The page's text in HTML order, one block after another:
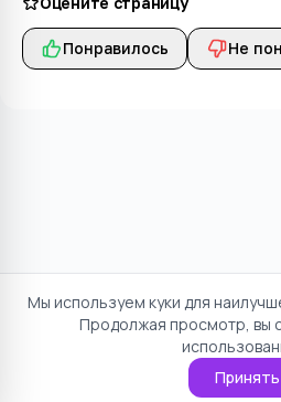
Понравилось Не
Мы используем куки для
Продолжая просмотр, вы
Принять